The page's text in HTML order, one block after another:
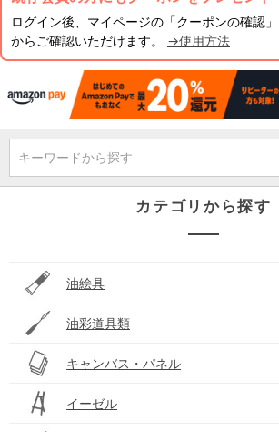
ログイン後、マイページの「クーポンの確認」
からご確認いただけます。 →使用方法
キーワードから探す
カテゴリから探す
油絵具
油彩道具類
キャンバス・パネル
イーゼル